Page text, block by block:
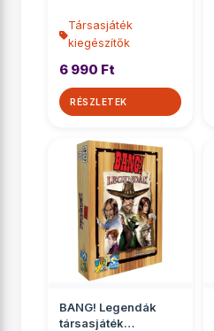
Társasjáték
kiegészítők
6 990 Ft
RÉSZLETEK
BANG! Legendák
társasjáték